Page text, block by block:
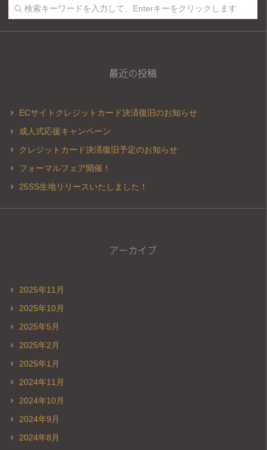
最近の投稿
ECサイトクレジットカード決済復旧のお知らせ
成人式応援キャンペーン
クレジットカード決済復旧予定のお知らせ
フォーマルフェア開催！
25SS生地リリースいたしました！
アーカイブ
2025年11月
2025年10月
2025年5月
2025年2月
2025年1月
2024年11月
2024年10月
2024年9月
2024年8月